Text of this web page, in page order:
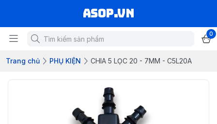
asop.vn
0
Trang chủ PHỤ KIỆN CHIA 5 LỌC 20 - 7MM - C5L20A